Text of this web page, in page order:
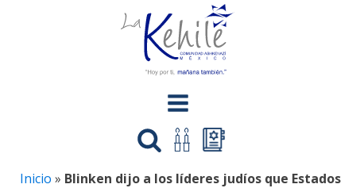
Inicio » Blinken dijo a los líderes judíos que Estados